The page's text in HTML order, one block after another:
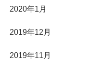
2020年1月
2019年12月
2019年11月